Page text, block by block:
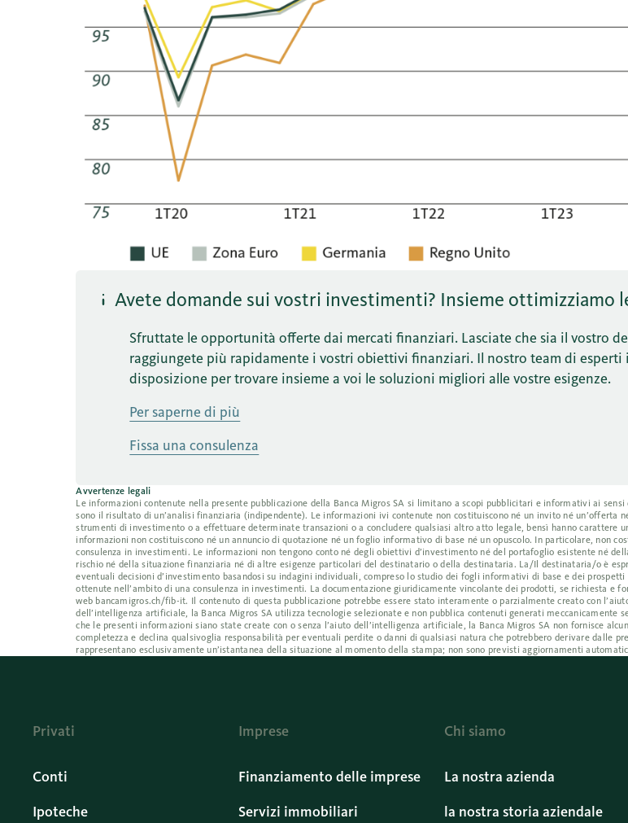
Avete domande sui vostri investimenti? Insieme ottimizziamo
Sfruttate le opportunità offerte dai mercati finanziari. Lasciate che sia il vostro
raggiungete più rapidamente i vostri obiettivi finanziari. Il nostro team di esperti
disposizione per trovare insieme a voi le soluzioni migliori alle vostre esigenze.
Per saperne di più
Fissa una consulenza
Avvertenze legali
Le informazioni contenute nella presente pubblicazione della Banca Migros SA si limitano a scopi pubblicitari e informativi ai
sono il risultato di un’analisi finanziaria (indipendente). Le informazioni ivi contenute non costituiscono né un invito né un’offerta
strumenti di investimento o a effettuare determinate transazioni o a concludere qualsiasi altro atto legale, bensì hanno carattere
informazioni non costituiscono né un annuncio di quotazione né un foglio informativo di base né un opuscolo. In particolare, non
consulenza in investimenti. Le informazioni non tengono conto né degli obiettivi d’investimento né del portafoglio esistente né
rischio né della situazione finanziaria né di altre esigenze particolari del destinatario o della destinataria. La/Il destinataria/o è
eventuali decisioni d’investimento basandosi su indagini individuali, compreso lo studio dei fogli informativi di base e dei
ottenute nell’ambito di una consulenza in investimenti. La documentazione giuridicamente vincolante dei prodotti, se richiesta e
web bancamigros.ch/fib-it. Il contenuto di questa pubblicazione potrebbe essere stato interamente o parzialmente creato con
dell’intelligenza artificiale, la Banca Migros SA utilizza tecnologie selezionate e non pubblica contenuti generati meccanicamente
che le presenti informazioni siano state create con o senza l’aiuto dell’intelligenza artificiale, la Banca Migros SA non fornisce
completezza e declina qualsivoglia responsabilità per eventuali perdite o danni di qualsiasi natura che potrebbero derivare dalle
rappresentano esclusivamente un’istantanea della situazione al momento della stampa; non sono previsti aggiornamenti
Privati
Conti
Ipoteche
Imprese
Finanziamento delle imprese
Servizi immobiliari
Chi siamo
La nostra azienda
la nostra storia aziendale